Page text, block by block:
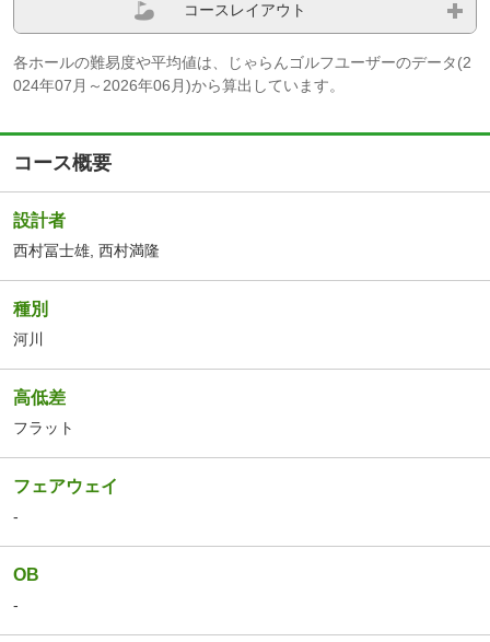
コースレイアウト
各ホールの難易度や平均値は、じゃらんゴルフユーザーのデータ(2
024年07月～2026年06月)から算出しています。
コース概要
設計者
西村冨士雄, 西村満隆
種別
河川
高低差
フラット
フェアウェイ
-
OB
-